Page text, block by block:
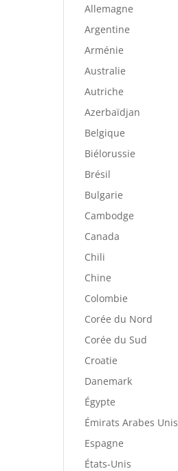
Allemagne
Argentine
Arménie
Australie
Autriche
Azerbaïdjan
Belgique
Biélorussie
Brésil
Bulgarie
Cambodge
Canada
Chili
Chine
Colombie
Corée du Nord
Corée du Sud
Croatie
Danemark
Égypte
Émirats Arabes Unis
Espagne
États-Unis